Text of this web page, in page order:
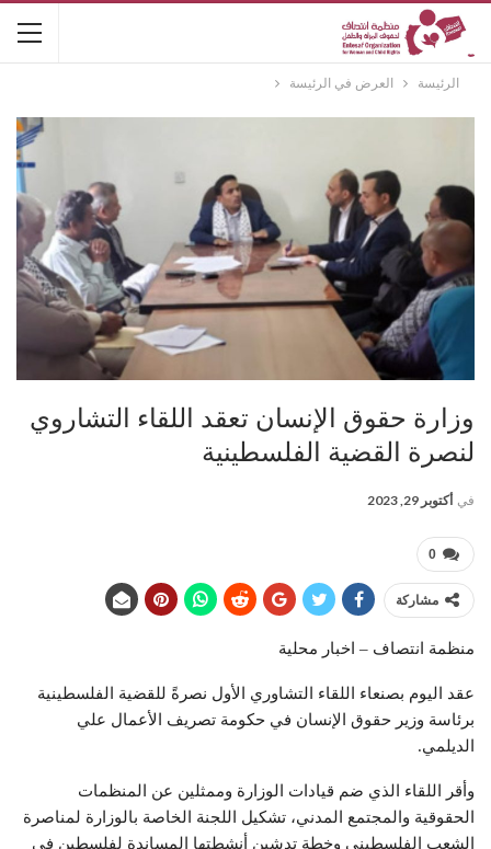
الرئيسة العرض في الرئيسة
وزارة حقوق الإنسان تعقد اللقاء التشاروي
لنصرة القضية الفلسطينية
في أكتوبر 29, 2023
0
مشاركة
منظمة انتصاف – اخبار محلية
عقد اليوم بصنعاء اللقاء التشاوري الأول نصرةً للقضية الفلسطينية
برئاسة وزير حقوق الإنسان في حكومة تصريف الأعمال علي
الديلمي.
وأقر اللقاء الذي ضم قيادات الوزارة وممثلين عن المنظمات
الحقوقية والمجتمع المدني، تشكيل اللجنة الخاصة بالوزارة لمناصرة
الشعب الفلسطيني وخطة تدشين أنشطتها المساندة لفلسطين في